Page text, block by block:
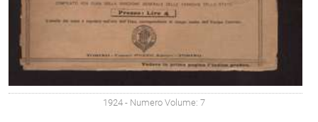
1924 - Numero Volume: 7